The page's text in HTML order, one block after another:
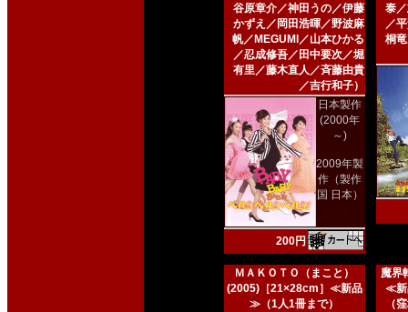
谷原章介／神田うの／伊藤
かずえ／岡田浩暉／野波麻
帆／MEGUMI／山本ひかる
／忍成修吾／田中要次／堀
有里／藤木直人／斉藤由貴
／吉行和子）
日本製作
(2000年
～)
2009年製
作（製作
国 日本）
200円
泰
／
桐
ＭＡＫＯＴＯ（まこと）
(2005)［21×28cm］≪新品
≫（1人1冊まで）
魔界
≪新
（